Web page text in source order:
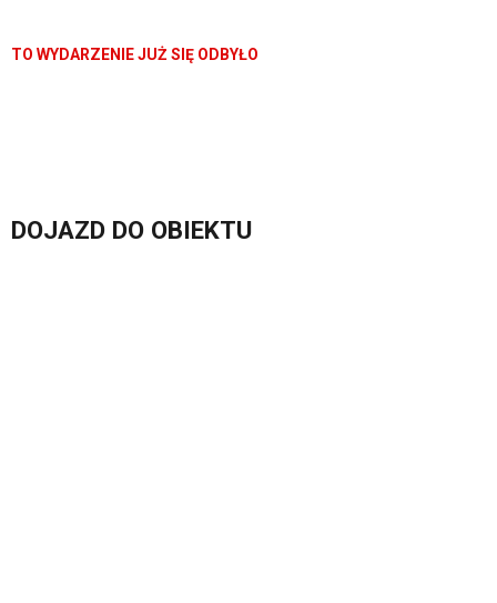
TO WYDARZENIE JUŻ SIĘ ODBYŁO
DOJAZD DO OBIEKTU